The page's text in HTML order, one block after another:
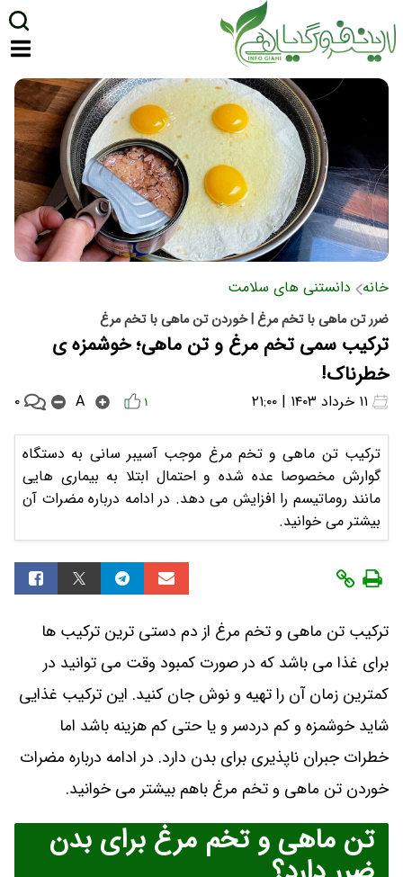
خانه دانستنی های سلامت
ضرر تن ماهی با تخم مرغ | خوردن تن ماهی با تخم مرغ
ترکیب سمی تخم مرغ و تن ماهی؛ خوشمزه ی
خطرناک!
۱ A ۰
ترکیب تن ماهی و تخم مرغ موجب آسیبر سانی به دستگاه
گوارش مخصوصا عده شده و احتمال ابتلا به بیماری هایی
مانند روماتیسم را افزایش می دهد. در ادامه درباره مضرات آن
بیشتر می خوانید.
ترکیب تن ماهی و تخم مرغ از دم دستی ترین ترکیب ها
برای غذا می باشد که در صورت کمبود وقت می توانید در
کمترین زمان آن را تهیه و نوش جان کنید. این ترکیب غذایی
شاید خوشمزه و کم دردسر و یا حتی کم هزینه باشد اما
خطرات جبران ناپذیری برای بدن دارد. در ادامه درباره مضرات
خوردن تن ماهی و تخم مرغ باهم بیشتر می خوانید.
تن ماهی و تخم مرغ برای بدن